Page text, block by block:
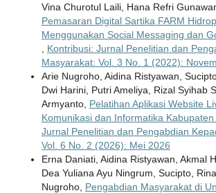
Vina Churotul Laili, Hana Refri
Pemasaran Digital Sartika FARM
Menggunakan Social Messaging dan
Kontribusi: Jurnal Penelitian dan
Masyarakat: Vol. 3 No. 1 (2022):
Arie Nugroho, Aidina Ristyawan,
Dwi Harini, Putri Ameliya, Rizal Syihab
Armyanto, Pelatihan Aplikasi Website
Komunikasi dan Informatika Kabupaten
Jurnal Penelitian dan Pengabdian
Vol. 6 No. 2 (2026): Mei 2026
Erna Daniati, Aidina Ristyawan, Akmal
Dea Yuliana Ayu Ningrum, Sucipto,
Nugroho, Pengabdian Masyarakat di